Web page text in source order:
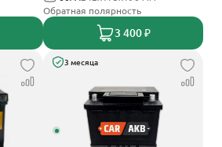
Обратная полярность
3 400 ₽
3 месяца